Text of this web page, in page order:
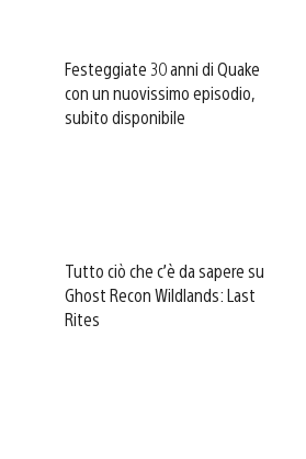
Festeggiate 30 anni di Quake
con un nuovissimo episodio,
subito disponibile
Tutto ciò che c’è da sapere su
Ghost Recon Wildlands: Last
Rites